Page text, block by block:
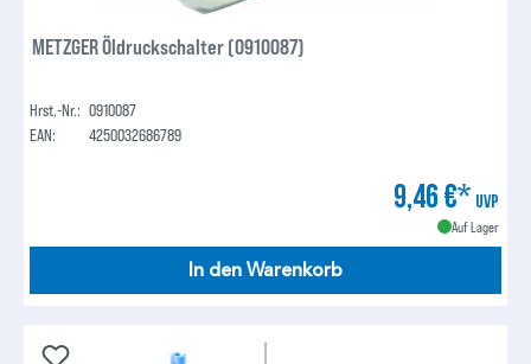
METZGER Öldruckschalter (0910087)
Hrst.-Nr.: 0910087
EAN:
4250032686789
9,46 €* UVP
Auf Lager
In den Warenkorb